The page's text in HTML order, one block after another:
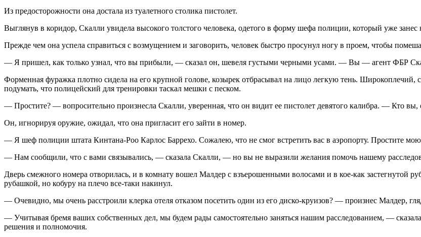
Из предосторожности она достала из туалет­ного столика пистолет.
Выглянув в коридор, Скалли увидела высоко­го толстого человека, одетого в форму шефа полиции, который уже занес
Прежде чем она успела справиться с возму­щением и заговорить, человек быстро просунул ногу в проем, чтобы
— Я пришел, как только узнал, что вы при­были, — сказал он, шевеля густыми черными усами. — Вы — агент ФБР
Форменная фуражка плотно сидела на его крупной голове, козырек отбрасывал на лицо легкую тень.
подумать, что полицейский для трениров­ки таскал мешки с песком.
— Простите? — вопросительно произнесла Скалли, уверенная, что он видит ее пистолет девятого калибра. — Кто вы,
Он, игнорируя оружие, ожидал, что она при­гласит его зайти в номер.
— Я шеф полиции штата Кинтана-Роо Карлос Баррехо. Сожалею, что не смог встретить вас в аэропорту. Простите мою
— Нам сообщили, что с вами связывались, — сказала Скалли, — но вы не выразили желания помочь нашему
Дверь смежного номера отворилась, и в ком­нату вошел Малдер с взъерошенными волосами и в кое-как застегнутой
рубашкой, но кобуру на плечо все-таки накинул.
— Очевидно, мы очень расстроили клерка отеля отказом посетить один из его диско-круизов? — произнес Малдер,
— Учитывая бремя ваших собственных дел, мы будем рады самостоятельно заняться нашим расследованием, —
решения и полномочия.